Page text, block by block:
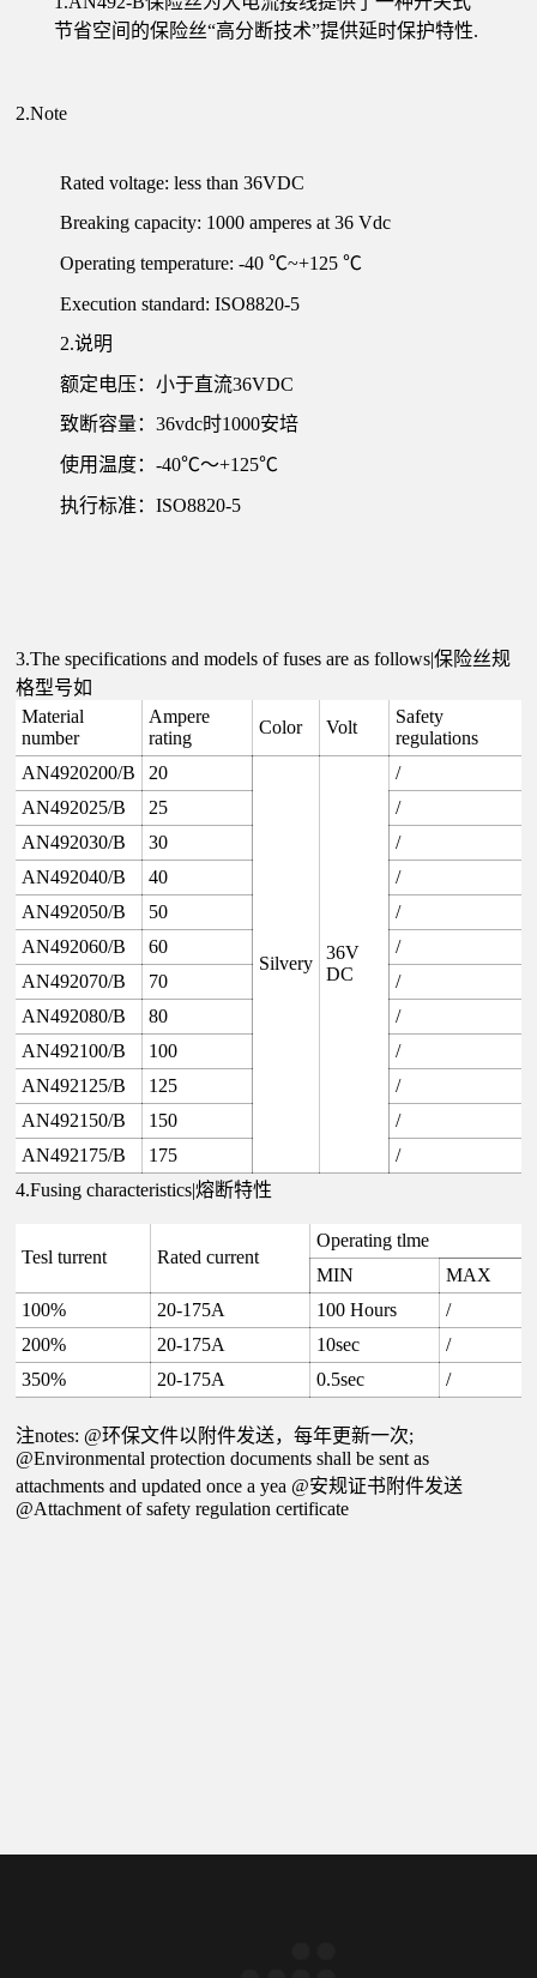
节省空间的保险丝“高分断技术”提供延时保护特性.
2.Note
Rated voltage: less than 36VDC
Breaking capacity: 1000 amperes at 36 Vdc
Operating temperature: -40 ℃~+125 ℃
Execution standard: ISO8820-5
2.说明
额定电压：小于直流36VDC
致断容量：36vdc时1000安培
使用温度：-40℃～+125℃
执行标准：ISO8820-5
3.The specifications and models of fuses are as follows|保险丝规
格型号如
Material
number
Ampere
rating
Color Volt
Safety
regulations
AN4920200/B
20
Silvery
36V
DC
/
AN492025/B
25
/
AN492030/B
30
/
AN492040/B
40
/
AN492050/B
50
/
AN492060/B
60
/
AN492070/B
70
/
AN492080/B
80
/
AN492100/B
100
/
AN492125/B
125
/
AN492150/B
150
/
AN492175/B
175
/
4.Fusing characteristics|熔断特性
Tesl turrent Rated current
Operating tlme
MIN
MAX
100%
20-175A 100 Hours
/
200%
20-175A 10sec
/
350%
20-175A 0.5sec /
注notes: @环保文件以附件发送，每年更新一次;
@Environmental protection documents shall be sent as
attachments and updated once a yea @安规证书附件发送
@Attachment of safety regulation certificate